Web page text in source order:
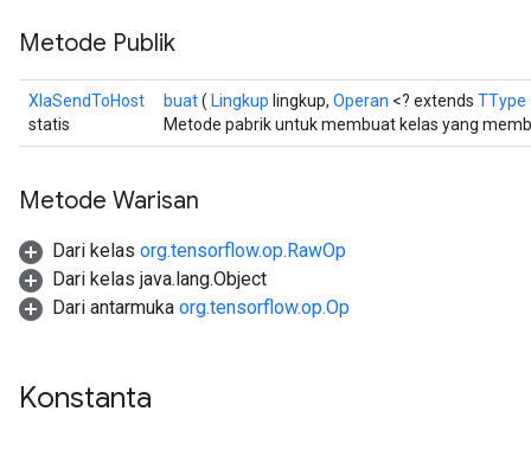
Metode Publik
XlaSendToHost
statis
buat( Lingkup lingkup, Operan <? extends TType
Metode pabrik untuk membuat kelas yang
Metode Warisan
Dari kelas org.tensorflow.op.RawOp
Dari kelas java.lang.Object
Dari antarmuka org.tensorflow.op.Op
Konstanta